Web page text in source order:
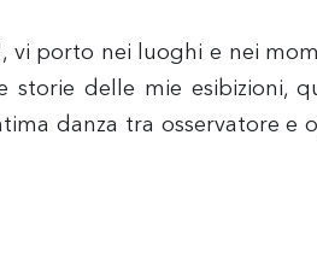
vi porto nei luoghi e nei
delle mie esibizioni,
danza tra osservatore e